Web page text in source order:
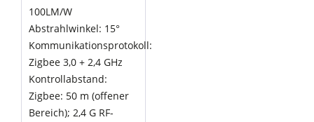
100LM/W
Abstrahlwinkel: 15°
Kommunikationsprotokoll:
Zigbee 3,0 + 2,4 GHz
Kontrollabstand:
Zigbee: 50 m (offener
Bereich); 2,4 G RF-